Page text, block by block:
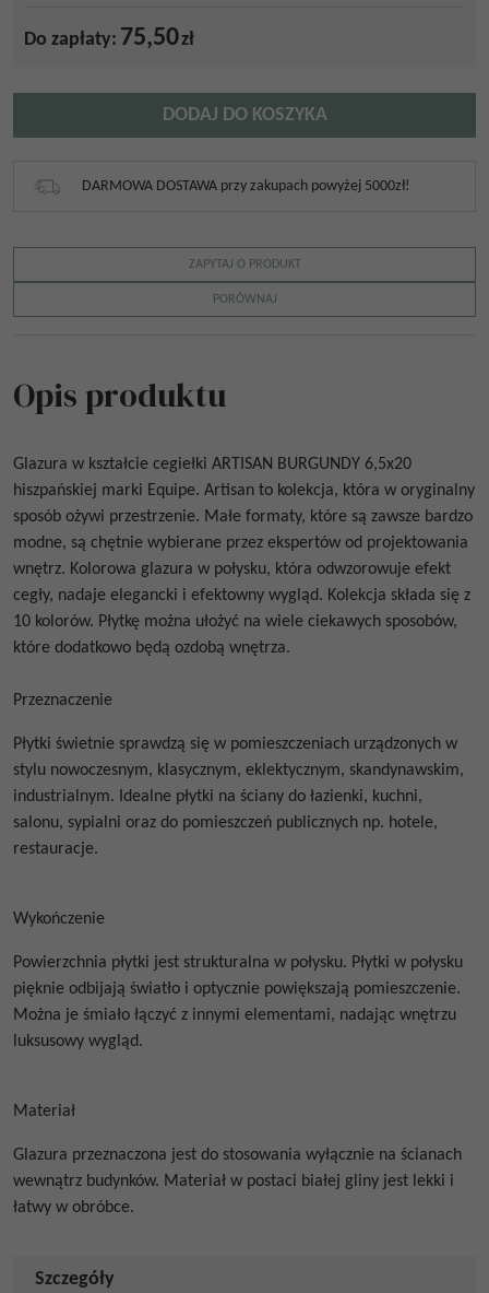
Do zapłaty: 75,50zł
DODAJ DO KOSZYKA
DARMOWA DOSTAWA przy zakupach powyżej 5000zł!
ZAPYTAJ O PRODUKT
PORÓWNAJ
Opis produktu
Glazura w kształcie cegiełki ARTISAN BURGUNDY 6,5x20
hiszpańskiej marki Equipe. Artisan to kolekcja, która w oryginalny
sposób ożywi przestrzenie. Małe formaty, które są zawsze bardzo
modne, są chętnie wybierane przez ekspertów od projektowania
wnętrz. Kolorowa glazura w połysku, która odwzorowuje efekt
cegły, nadaje elegancki i efektowny wygląd. Kolekcja składa się z
10 kolorów. Płytkę można ułożyć na wiele ciekawych sposobów,
które dodatkowo będą ozdobą wnętrza.
Przeznaczenie
Płytki świetnie sprawdzą się w pomieszczeniach urządzonych w
stylu nowoczesnym, klasycznym, eklektycznym, skandynawskim,
industrialnym. Idealne płytki na ściany do łazienki, kuchni,
salonu, sypialni oraz do pomieszczeń publicznych np. hotele,
restauracje.
Wykończenie
Powierzchnia płytki jest strukturalna w połysku. Płytki w połysku
pięknie odbijają światło i optycznie powiększają pomieszczenie.
Można je śmiało łączyć z innymi elementami, nadając wnętrzu
luksusowy wygląd.
Materiał
Glazura przeznaczona jest do stosowania wyłącznie na ścianach
wewnątrz budynków. Materiał w postaci białej gliny jest lekki i
łatwy w obróbce.
Szczegóły